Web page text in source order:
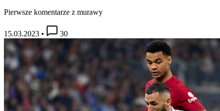
Pierwsze komentarze z murawy
15.03.2023 • 30